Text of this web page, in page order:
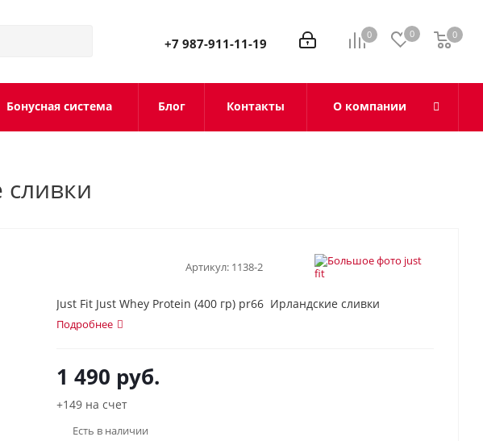
0 0 0
0
+7 987-911-11-19
Бонусная система Блог Контакты О компании
сливки
Артикул: 1138-2
Just Fit Just Whey Protein (400 гр) pr66 Ирландские сливки
Подробнее
1 490 руб.
+149 на счет
Есть в наличии